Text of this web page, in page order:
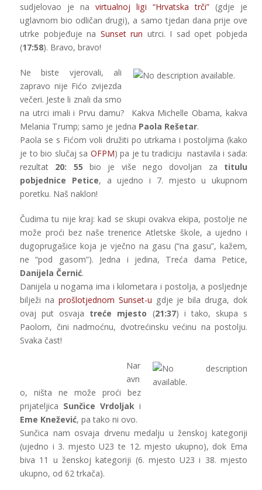
sudjelovao je na virtualnoj ligi “Hrvatska trči” (gdje je
uglavnom bio odličan drugi), a samo tjedan dana prije ove
utrke pobjeđuje na Sunset run utrci. I sad opet pobjeda
(17:58). Bravo, bravo!
Ne biste vjerovali, ali
zapravo nije Fićo zvijezda
večeri. Jeste li znali da smo
na utrci imali i Prvu damu? Kakva Michelle Obama, kakva
Melania Trump; samo je jedna Paola Rešetar.
Paola se s Fićom voli družiti po utrkama i postoljima (kako
je to bio slučaj sa OFPM) pa je tu tradiciju nastavila i sada:
rezultat 20: 55 bio je više nego dovoljan za titulu
pobjednice Petice, a ujedno i 7. mjesto u ukupnom
poretku. Naš naklon!
Čudima tu nije kraj: kad se skupi ovakva ekipa, postolje ne
može proći bez naše trenerice Atletske škole, a ujedno i
dugoprugašice koja je vječno na gasu (“na gasu”, kažem,
ne “pod gasom”). Jedna i jedina, Treća dama Petice,
Danijela Černić.
Danijela u nogama ima i kilometara i postolja, a posljednje
bilježi na prošlotjednom Sunset-u gdje je bila druga, dok
ovaj put osvaja treće mjesto (21:37) i tako, skupa s
Paolom, čini nadmoćnu, dvotrećinsku većinu na postolju.
Svaka čast!
Nar
avn
o, ništa ne može proći bez
prijateljica Sunčice Vrdoljak i
Eme Knežević, pa tako ni ovo.
Sunčica nam osvaja drvenu medalju u ženskoj kategoriji
(ujedno i 3. mjesto U23 te 12. mjesto ukupno), dok Ema
biva 11 u ženskoj kategoriji (6. mjesto U23 i 38. mjesto
ukupno, od 62 trkača).